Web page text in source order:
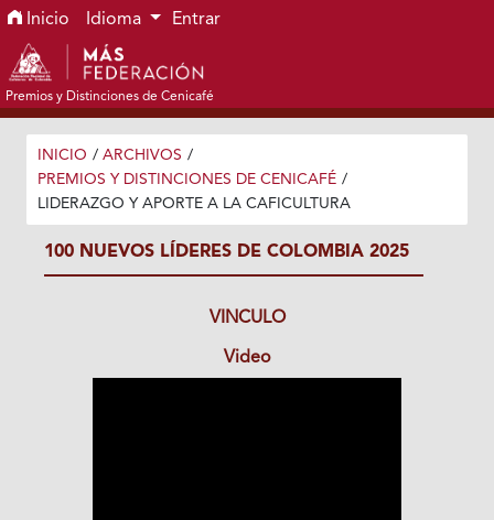
Ir al menú de navegación principal
Ir al contenido principal
Ir al pie de página del sitio
Inicio Idioma Entrar
Premios y Distinciones de Cenicafé
INICIO / ARCHIVOS /
PREMIOS Y DISTINCIONES DE CENICAFÉ /
LIDERAZGO Y APORTE A LA CAFICULTURA
100 NUEVOS LÍDERES DE COLOMBIA 2025
VINCULO
Video